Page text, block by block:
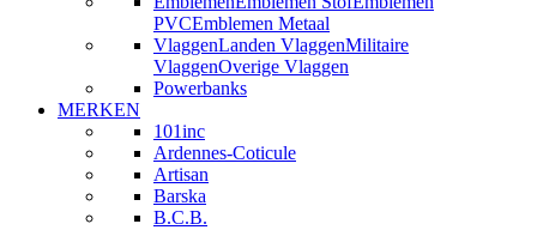
PVCEmblemen Metaal
VlaggenLanden VlaggenMilitaire
VlaggenOverige Vlaggen
Powerbanks
MERKEN
101inc
Ardennes-Coticule
Artisan
Barska
B.C.B.